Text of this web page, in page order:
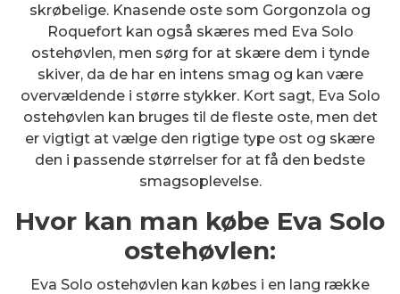
skrøbelige. Knasende oste som Gorgonzola og
Roquefort kan også skæres med Eva Solo
ostehøvlen, men sørg for at skære dem i tynde
skiver, da de har en intens smag og kan være
overvældende i større stykker. Kort sagt, Eva Solo
ostehøvlen kan bruges til de fleste oste, men det
er vigtigt at vælge den rigtige type ost og skære
den i passende størrelser for at få den bedste
smagsoplevelse.
Hvor kan man købe Eva Solo
ostehøvlen:
Eva Solo ostehøvlen kan købes i en lang række